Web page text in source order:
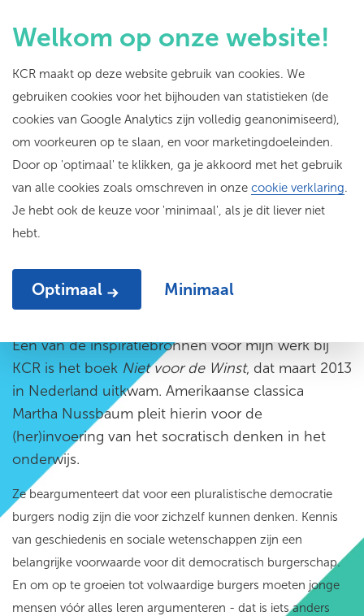
Welkom op onze website!
KCR maakt op deze website gebruik van cookies. We
gebruiken cookies voor het bijhouden van statistieken (de
cookies van Google Analytics zijn volledig geanonimiseerd),
om voorkeuren op te slaan, en voor marketingdoeleinden.
Door op 'optimaal' te klikken, ga je akkoord met het gebruik
van alle cookies zoals omschreven in onze cookie verklaring.
Je hebt ook de keuze voor 'minimaal', als je dit liever niet
hebt.
Optimaal Minimaal
Een kwestie van
bezieling
Een van de inspiratiebronnen voor mijn werk bij
KCR is het boek Niet voor de Winst, dat maart 2013
in Nederland uitkwam. Amerikaanse classica
Martha Nussbaum pleit hierin voor de
(her)invoering van het socratisch denken in het
onderwijs.
Ze beargumenteert dat voor een pluralistische democratie
burgers nodig zijn die voor zichzelf kunnen denken. Kennis
van geschiedenis en sociale wetenschappen zijn een
belangrijke voorwaarde voor dit democratisch burgerschap.
En om op te groeien tot volwaardige burgers moeten jonge
mensen vóór alles leren argumenteren - dat is iets anders